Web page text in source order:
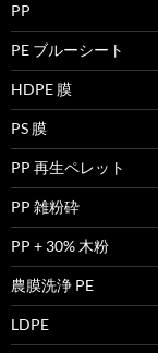
PP
PE ブルーシート
HDPE 膜
PS 膜
PP 再生ペレット
PP 雑粉砕
PP + 30% 木粉
農膜洗浄 PE
LDPE